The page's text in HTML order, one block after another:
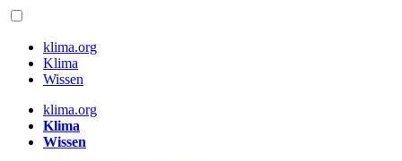
klima.org
Klima
Wissen
klima.org
Klima
Wissen